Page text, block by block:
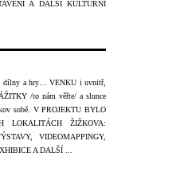
A DALŠÍ KULTURNÍ
dílny a hry… VENKU i uvnitř,
/to nám věřte/ a slunce
sobě. V PROJEKTU BYLO
LOKALITÁCH ŽIŽKOVA:
VIDEOMAPPINGY,
A DALŠÍ ...